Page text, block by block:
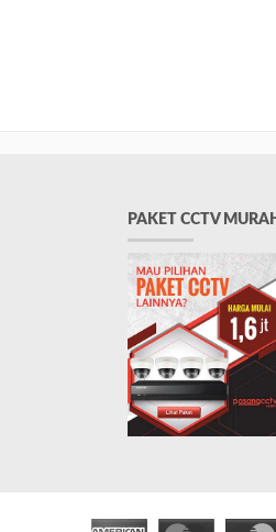
PAKET CCTV